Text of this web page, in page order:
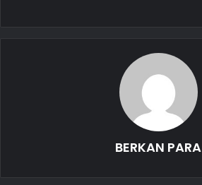
BERKAN PARA